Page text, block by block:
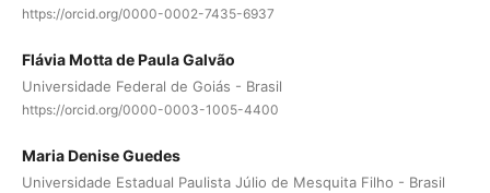
https://orcid.org/0000-0002-7435-6937
Flávia Motta de Paula Galvão
Universidade Federal de Goiás - Brasil
https://orcid.org/0000-0003-1005-4400
Maria Denise Guedes
Universidade Estadual Paulista Júlio de Mesquita Filho - Brasil